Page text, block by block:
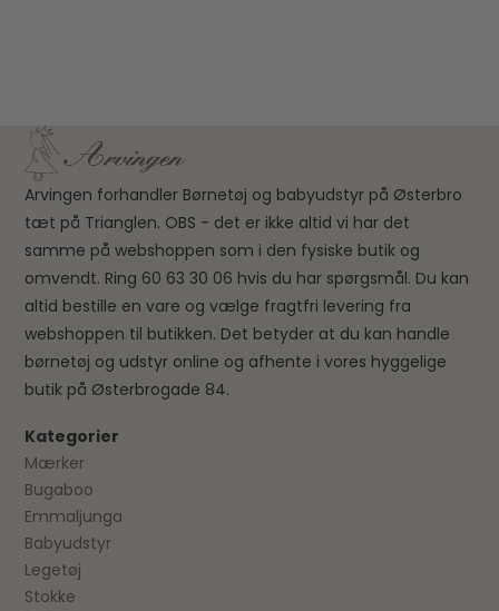
Arvingen forhandler Børnetøj og babyudstyr på Østerbro
tæt på Trianglen. OBS - det er ikke altid vi har det
samme på webshoppen som i den fysiske butik og
omvendt. Ring 60 63 30 06 hvis du har spørgsmål. Du kan
altid bestille en vare og vælge fragtfri levering fra
webshoppen til butikken. Det betyder at du kan handle
børnetøj og udstyr online og afhente i vores hyggelige
butik på Østerbrogade 84.
Kategorier
Mærker
Bugaboo
Emmaljunga
Babyudstyr
Legetøj
Stokke